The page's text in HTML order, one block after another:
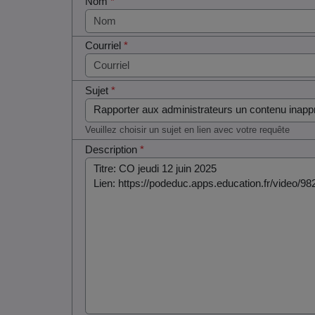
Courriel*
Sujet*
Veuillez choisir un sujet en lien avec votre requête
Description*